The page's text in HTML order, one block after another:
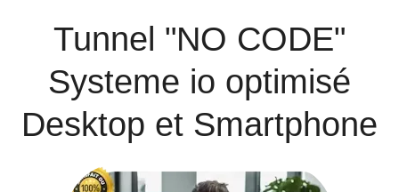
Tunnel "NO CODE"
Systeme io optimisé
Desktop et Smartphone